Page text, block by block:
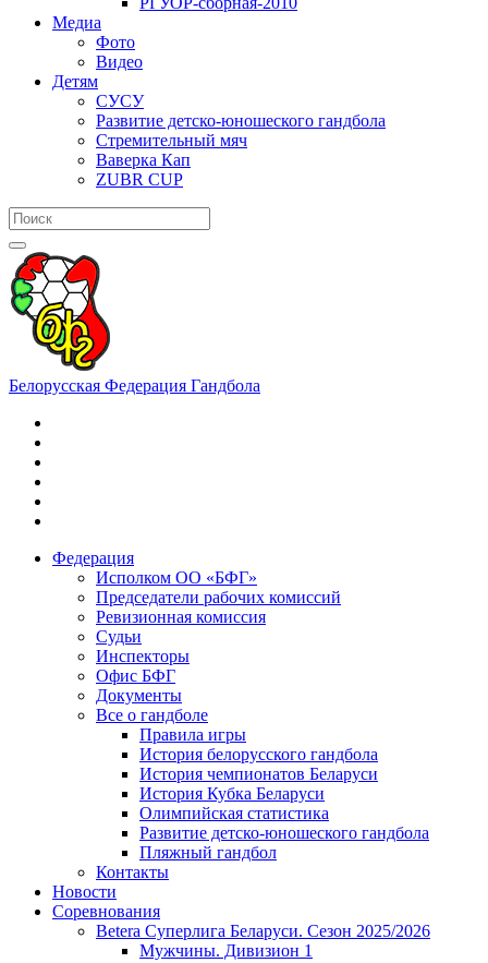
Медиа
Фото
Видео
Детям
СУСУ
Развитие детско-юношеского гандбола
Стремительный мяч
Ваверка Кап
ZUBR CUP
Белорусская Федерация Гандбола
Федерация
Исполком ОО «БФГ»
Председатели рабочих комиссий
Ревизионная комиссия
Судьи
Инспекторы
Офис БФГ
Документы
Все о гандболе
Правила игры
История белорусского гандбола
История чемпионатов Беларуси
История Кубка Беларуси
Олимпийская статистика
Развитие детско-юношеского гандбола
Пляжный гандбол
Контакты
Новости
Соревнования
Betera Суперлига Беларуси. Сезон 2025/2026
Мужчины. Дивизион 1